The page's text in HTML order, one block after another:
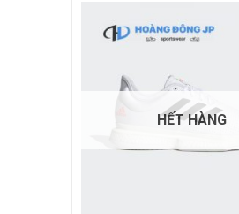
HẾT HÀNG